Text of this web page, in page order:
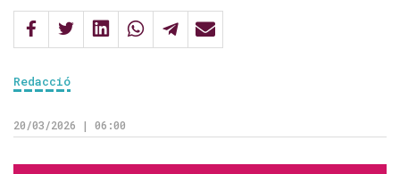
Redacció
20/03/2026 | 06:00